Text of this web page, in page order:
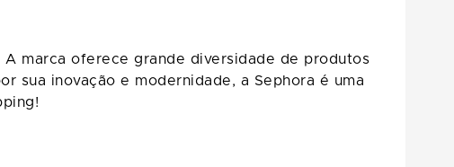
A marca oferece grande diversidade de produtos
sua inovação e modernidade, a Sephora é uma